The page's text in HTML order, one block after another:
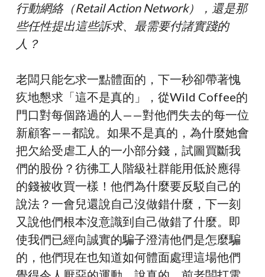
行動網絡（Retail Action Network），還是那
些任性提出這些訴求、最需要付諸實踐的
人？
老闆只能乞求一點體面的，下一秒卻帶著愧
疚地懇求「這不是真的」，從Wild Coffee的
門口對每個路過的人——對他們失去的每一位
新顧客——都說。如果不是真的，為什麼她會
把欠給受虐工人的一小部分錢，試圖買斷我
們的股份？彷彿工人階級社群能用低於應得
的錢被收買一樣！他們為什麼要反駁自己的
說法？一會兒還說自己沒做錯什麼，下一刻
又說他們根本沒意識到自己做錯了什麼。即
使我們已經向誠實的騙子澄清他們是怎麼騙
的，他們現在也知道如何體面處理這場他們